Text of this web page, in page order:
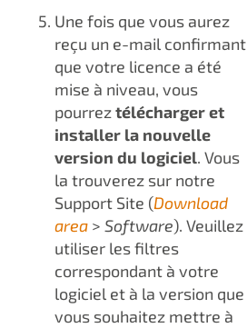
Une fois que vous aurez
reçu un e-mail confirmant
que votre licence a été
mise à niveau, vous
pourreztélécharger et
installer la nouvelle
version du logiciel. Vous
la trouverez sur notre
Support Site (Download
area > Software). Veuillez
utiliser les filtres
correspondant à votre
logiciel et à la version que
vous souhaitez mettre à